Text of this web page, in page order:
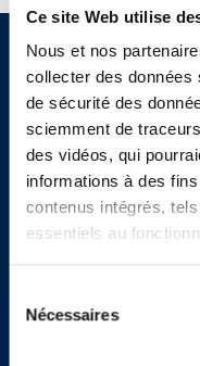
Ce site Web utilise
Nous et nos
collecter des
de sécurité des
sciemment de
des vidéos, qui
informations à des
contenus intégrés,
essentiels au
Nécessaires
Vous
newsletters,
actualités ?
INSCRIVEZ-